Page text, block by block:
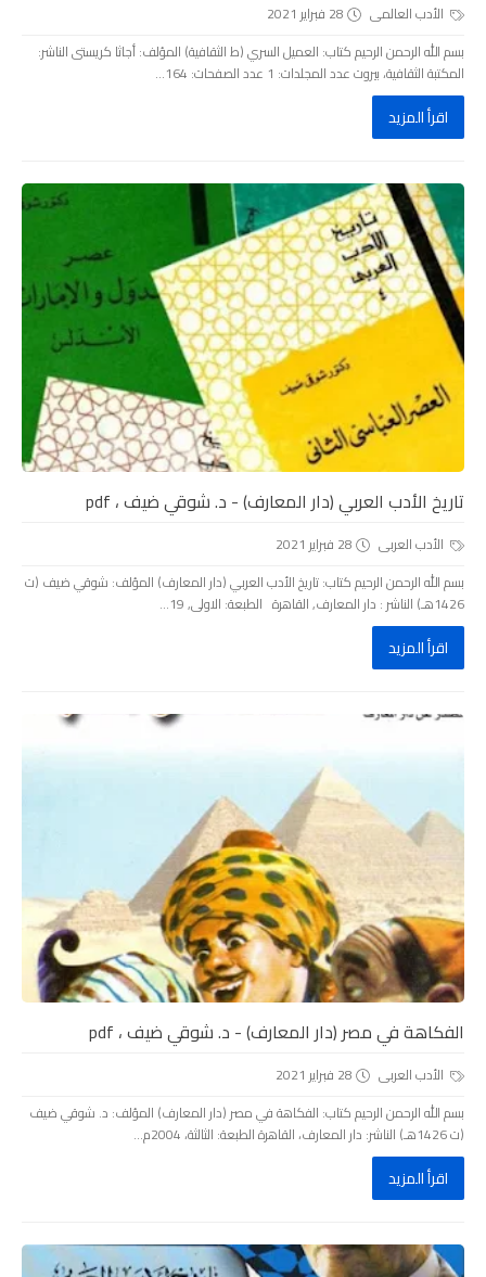
الأدب العالمى
28 فبراير 2021
بسم الله الرحمن الرحيم كتاب: العميل السري (ط الثقافية) المؤلف: أجاثا كريستى الناشر:
المكتبة الثقافية، بيروت عدد المجلدات: 1 عدد الصفحات: 164...
اقرأ المزيد
تاريخ الأدب العربي (دار المعارف) - د. شوقي ضيف ، pdf
الأدب العربى
28 فبراير 2021
بسم الله الرحمن الرحيم كتاب: تاريخ الأدب العربي (دار المعارف) المؤلف: شوقي ضيف (ت
1426هـ) الناشر : دار المعارف, القاهرة الطبعة: الاولى, 19...
اقرأ المزيد
الفكاهة في مصر (دار المعارف) - د. شوقي ضيف ، pdf
الأدب العربى
28 فبراير 2021
بسم الله الرحمن الرحيم كتاب: الفكاهة في مصر (دار المعارف) المؤلف: د. شوقي ضيف
(ت 1426هـ) الناشر: دار المعارف، القاهرة الطبعة: الثالثة، 2004م...
اقرأ المزيد